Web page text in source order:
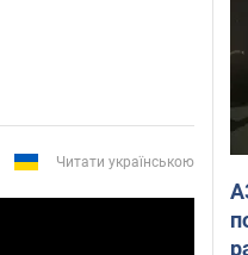
Читати українською